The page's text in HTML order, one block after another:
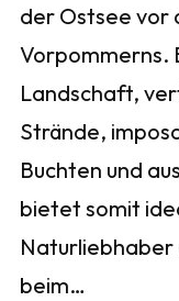
der Ostsee vor
Vorpommerns.
Landschaft,
Strände,
Buchten und
bietet somit
Naturliebhaber
beim…